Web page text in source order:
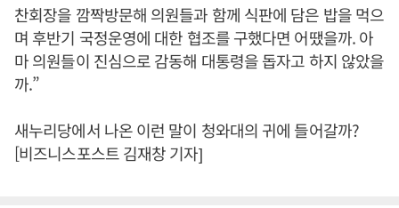
찬회장을 깜짝방문해 의원들과 함께 식판에 담은 밥을 먹으
며 후반기 국정운영에 대한 협조를 구했다면 어땠을까. 아
마 의원들이 진심으로 감동해 대통령을 돕자고 하지 않았을
까.”
새누리당에서 나온 이런 말이 청와대의 귀에 들어갈까?
[비즈니스포스트 김재창 기자]